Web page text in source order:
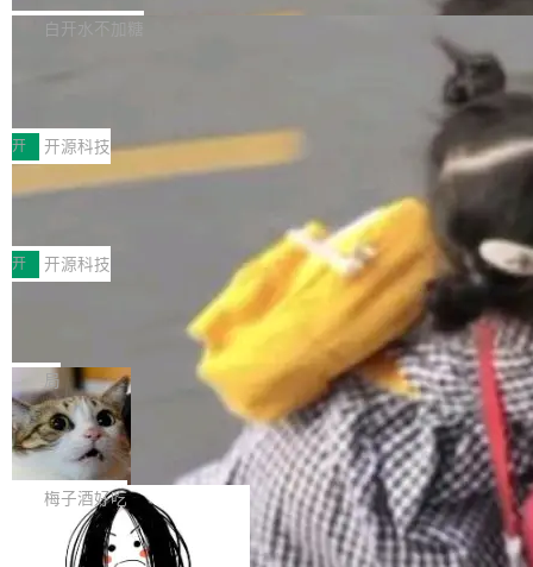
个主 agent 循环，外加一组后台 agent。这些后
库，并将作为transport接入Mooncake TENT。
MPComm将作为一种传输引擎接入Mooncake T
ENT，实现零拷贝传输性能提升30%、非零拷贝
传输性能最高提升5倍。UCL-MPComm底层基
于自研UCL-Engine通信引擎，后续腾讯网平将
持续开源更多基于UCL-Engine的高性能通信组
件。 腾讯网平团队在UCL-MPComm中实现了一
个独立于业务线程的全局通信引擎（Engine），
白开水不加糖
型案例入选名单》，深信服“面向企业研发场景的
开源 AI 编程平台 CoStrict 应用”凭借卓越的技术
创新与落地成效成功入选。 全链路私有化部署，
助力企业AI研发安全落地 当前，越来越多企业已
经开始引入 AI Coding 工具，通过调用公有云模
型或企业内部部署模型提升研发效率。但随着 AI
Coding 从个人辅助工具逐步走向团队级、组织
级应用，企业在规模化落地过程中，对安全性、
可控性和代码质量提出了更高要求。 首先是数据
安全与合规要求。对于大多数普通研发场景，公
有云模型能够满足快速试用和效率提升的需求。
但对于金融、能源、医疗等对数据安全要求较...
开 开源科技
深信服AI算力网关入选工信部人工智能
前不久，工业和信息化部正式发布《2025年人工
智能应用典型案例名单》，集中展示人工智能在
各领域的应用成果，覆盖技术底座、行业赋能、
产品应用、支撑保障、专题等五大方向。深信服
AI算力网关（AI创新平台）成功入选！ 随着各行
各业的Agent走向规模化建设，算力构成形态逐
渐丰富，用户关注的重点也在发生变化：不只是
让AI用起来，还要进一步看清混合算力时代下，
Token花在哪里、算力是否被充分利用，以及持
续增长的AI成本该如何优化。 深信服AI算力网关
正是围绕这些实际问题，从Token治理和成本治
理两个方面，让用户的每一份算力都看得清、管
开 开源科技
Jeff Dean 离开 Google：一个时代的结
束，一个实验室的开始
Google 员工编号 20。MapReduce 作者之一。
Bigtable 作者之一。TensorFlow 的作者之一。
Gemini 的架构师。Google 首席科学家。 Jeff D
ean 在 Google 工作了 27 年后，宣布离职。 他
不是一个人走。一同离开的还有 Sanjay Ghema
wat（Google 员工编号 23，Jeff Dean 二十多
年的编程搭档，MapReduce 和 Bigtable 的共同
作者）、Quoc Le（Google 大脑核心成员，Se
局
🔥 SolonCode v2026.8.4 发布：界面
字体可调、22 种语言、记忆搜索增强
打开终端就能上岗的全中文编码智能体，这一轮
把「看得清、用母语、记得住」三件事一次补
齐。 SolonCode 是什么 SolonCode 是杭州无
耳科技研发的企业级终端编码智能体——一位全
梅子酒好吃
让“代码语义理解”深度释放AI Coding